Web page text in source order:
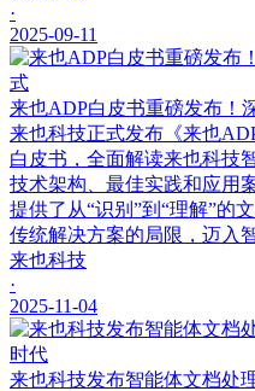
·
2025-09-11
来也ADP白皮书重磅发布！
来也科技正式发布《来也
白皮书，全面解读来也科技
技术架构、最佳实践和应用
提供了从“识别”到“理解”的
传统解决方案的局限，迈入
来也科技
·
2025-11-04
来也科技发布智能体文档处